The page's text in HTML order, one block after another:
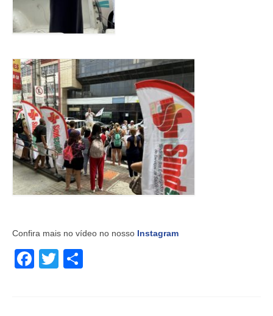
Confira mais no vídeo no nosso Instagram
Facebook
Twitter